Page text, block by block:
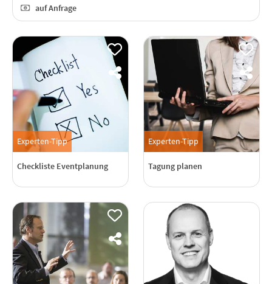
auf Anfrage
Experten-Tipp
Checkliste Eventplanung
Experten-Tipp
Tagung planen